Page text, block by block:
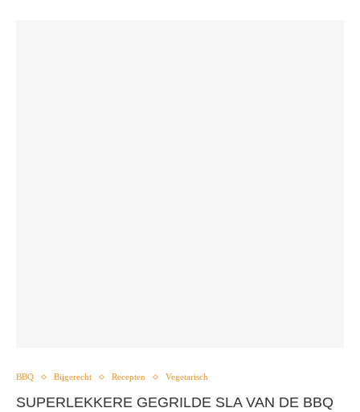
BBQ Bijgerecht Recepten Vegetarisch
SUPERLEKKERE GEGRILDE SLA VAN DE BBQ